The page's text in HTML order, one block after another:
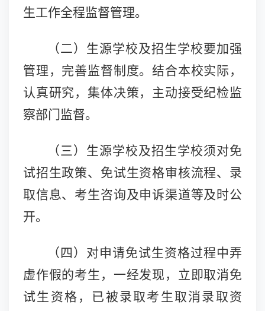
生工作全程监督管理。
（二） 生源学校及招生学校要加强
管理，完善监督制度。结合本校实际，
认真研究，集体决策，主动接受纪检监
察部门监督。
（三） 生源学校及招生学校须对免
试招生政策、免试生资格审核流程、录
取信息、考生咨询及申诉渠道等及时公
开。
（四） 对申请免试生资格过程中弄
虚作假的考生，一经发现，立即取消免
试生资格，已被录取考生取消录取资